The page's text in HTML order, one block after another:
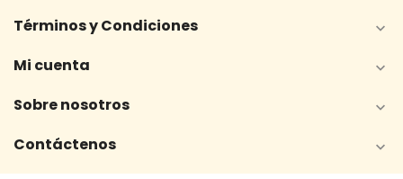
Términos y Condiciones 
Mi cuenta 
Sobre nosotros 
Contáctenos 